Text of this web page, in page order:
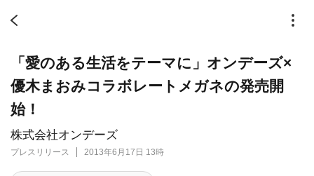
株式会社オンデーズ
プレスリリース 2013年6月17日 13時
「愛のある生活をテーマに」オンデーズ×
優木まおみコラボレートメガネの発売開
始！